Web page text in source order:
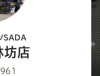
だ
い
SADA
坊店